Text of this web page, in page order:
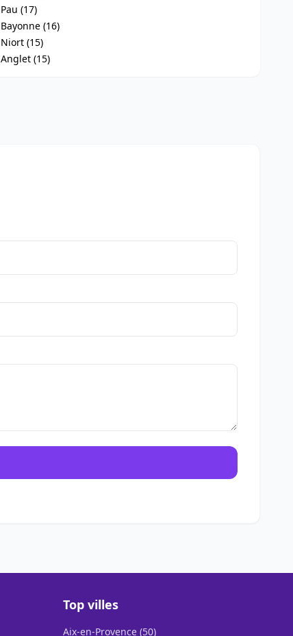
Pau (17)
Bayonne (16)
Niort (15)
Anglet (15)
Top villes
Aix-en-Provence (50)